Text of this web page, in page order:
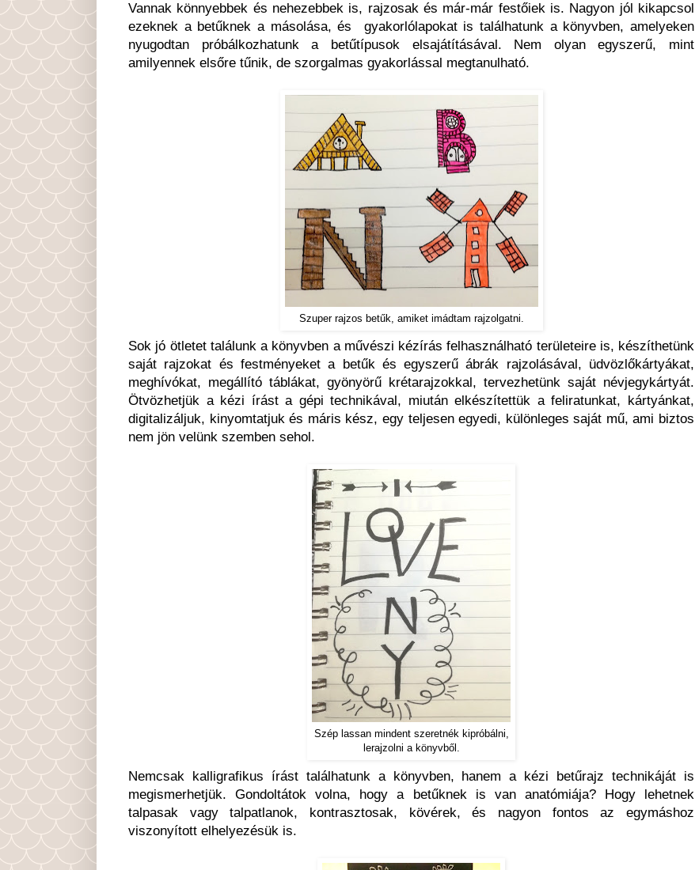
Vannak könnyebbek és nehezebbek is, rajzosak és már-már festőiek is. Nagyon jól kikapcsol
ezeknek a betűknek a másolása, és gyakorlólapokat is találhatunk a könyvben, amelyeken
nyugodtan próbálkozhatunk a betűtípusok elsajátításával. Nem olyan egyszerű, mint
amilyennek elsőre tűnik, de szorgalmas gyakorlással megtanulható.
Szuper rajzos betűk, amiket imádtam rajzolgatni.
Sok jó ötletet találunk a könyvben a művészi kézírás felhasználható területeire is, készíthetünk
saját rajzokat és festményeket a betűk és egyszerű ábrák rajzolásával, üdvözlőkártyákat,
meghívókat, megállító táblákat, gyönyörű krétarajzokkal, tervezhetünk saját névjegykártyát.
Ötvözhetjük a kézi írást a gépi technikával, miután elkészítettük a feliratunkat, kártyánkat,
digitalizáljuk, kinyomtatjuk és máris kész, egy teljesen egyedi, különleges saját mű, ami biztos
nem jön velünk szemben sehol.
Szép lassan mindent szeretnék kipróbálni,
lerajzolni a könyvből.
Nemcsak kalligrafikus írást találhatunk a könyvben, hanem a kézi betűrajz technikáját is
megismerhetjük. Gondoltátok volna, hogy a betűknek is van anatómiája? Hogy lehetnek
talpasak vagy talpatlanok, kontrasztosak, kövérek, és nagyon fontos az egymáshoz
viszonyított elhelyezésük is.